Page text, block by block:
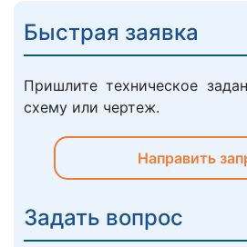
Быстрая заявка
Пришлите техническое
схему или чертеж.
Направить
Задать вопрос